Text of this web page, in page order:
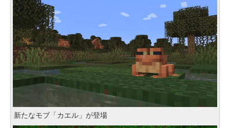
新たなモブ「カエル」が登場